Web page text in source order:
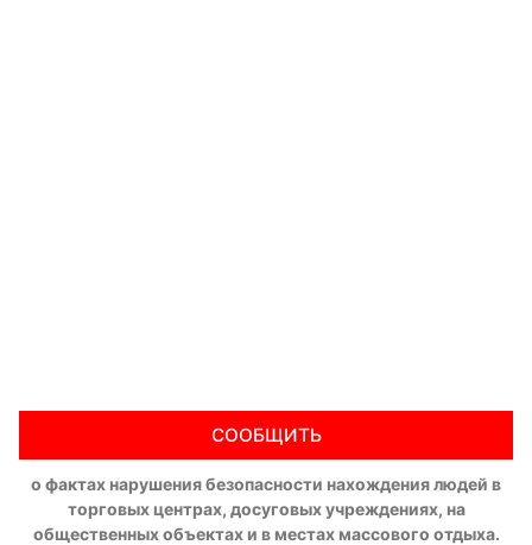
СООБЩИТЬ
о фактах нарушения безопасности нахождения людей в
торговых центрах, досуговых учреждениях, на
общественных объектах и в местах массового отдыха.